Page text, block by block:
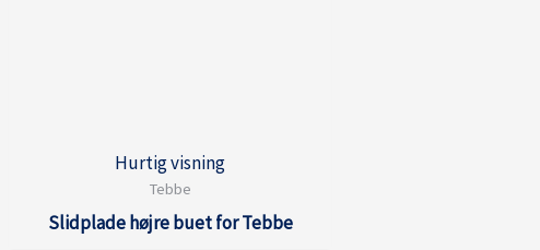
Hurtig visning
Tebbe
Slidplade højre buet for Tebbe